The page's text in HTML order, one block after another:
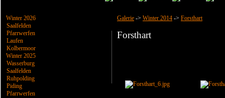
Winter 2026
Saalfelden
Pfarrwerfen
Laufen
Kolbermoor
Winter 2025
Wasserburg
Saalfelden
Ruhpolding
Piding
Pfarrwerfen
Galerie -> Winter 2014 -> Forsthart
Forsthart